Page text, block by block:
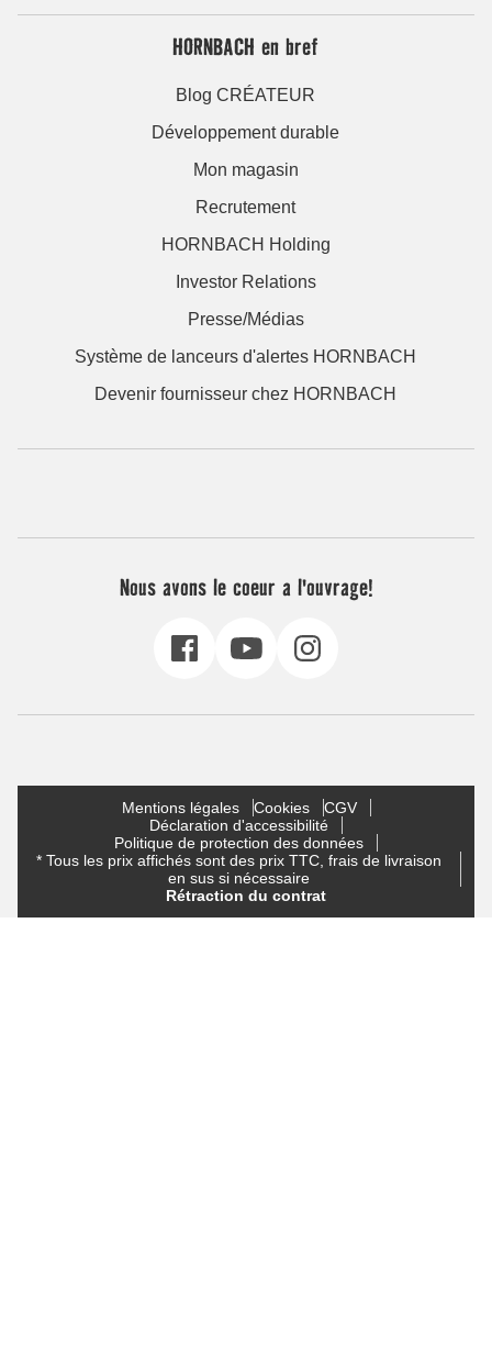
HORNBACH en bref
Blog CRÉATEUR
Développement durable
Mon magasin
Recrutement
HORNBACH Holding
Investor Relations
Presse/Médias
Système de lanceurs d'alertes HORNBACH
Devenir fournisseur chez HORNBACH
Nous avons le coeur a l'ouvrage!
Mentions légales Cookies
CGV
Déclaration d'accessibilité
Politique de protection des données
* Tous les prix affichés sont des prix TTC, frais de livraison
en sus si nécessaire
Rétraction du contrat